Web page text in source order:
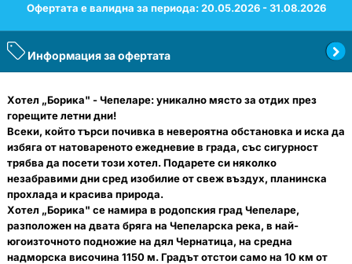
Офертата е валидна за периода: 20.05.2026 - 31.08.2026
Информация за офертата
Хотел „Борика" - Чепеларе: уникално място за отдих през
горещите летни дни!
Всеки, който търси почивка в невероятна обстановка и иска да
избяга от натовареното ежедневие в града, със сигурност
трябва да посети този хотел. Подарете си няколко
незабравими дни сред изобилие от свеж въздух, планинска
прохлада и красива природа.
Хотел „Борика" се намира в родопския град Чепеларе,
разположен на двата бряга на Чепеларска река, в най-
югоизточното подножие на дял Чернатица, на средна
надморска височина 1150 м. Градът отстои само на 10 км от